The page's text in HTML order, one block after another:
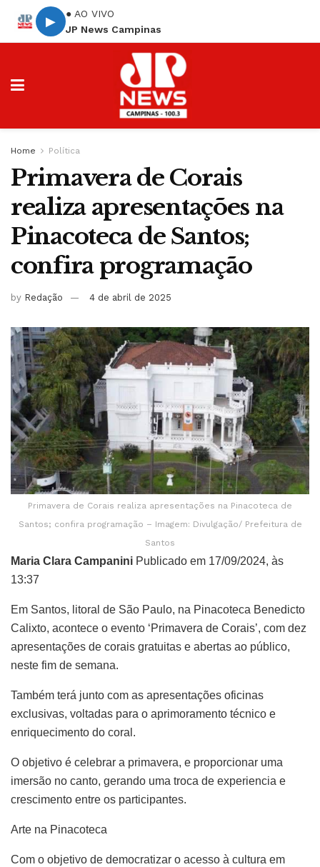
▶
● AO VIVO
JP News Campinas
Home Política
Primavera de Corais
realiza apresentações na
Pinacoteca de Santos;
confira programação
by Redação 4 de abril de 2025
Primavera de Corais realiza apresentações na Pinacoteca de
Santos; confira programação – Imagem: Divulgação/ Prefeitura de
Santos
Maria Clara Campanini Publicado em 17/09/2024, às
13:37
Em Santos, litoral de São Paulo, na Pinacoteca Benedicto
Calixto, acontece o evento ‘Primavera de Corais’, com dez
apresentações de corais gratuitas e abertas ao público,
neste fim de semana.
Também terá junto com as apresentações oficinas
exclusivas, voltadas para o aprimoramento técnico e
enriquecimento do coral.
O objetivo é celebrar a primavera, e proporcionar uma
imersão no canto, gerando uma troca de experiencia e
crescimento entre os participantes.
Arte na Pinacoteca
Com o objetivo de democratizar o acesso à cultura em